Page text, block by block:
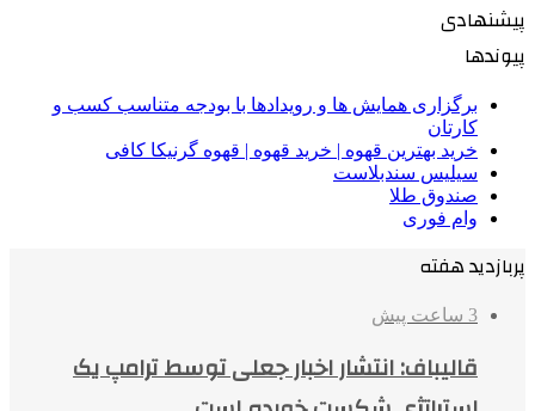
پیشنهادی
پیوندها
برگزاری همایش ها و رویدادها با بودجه متناسب کسب و
کارتان
خرید بهترین قهوه | خرید قهوه | قهوه گرنیکا کافی
سیلیس سندبلاست
صندوق طلا
وام فوری
پربازدید هفته
3 ساعت پیش
قالیباف: انتشار اخبار جعلی توسط ترامپ یک